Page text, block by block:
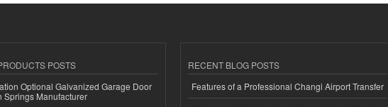
POSTS
Optional Galvanized Garage Door
Springs Manufacturer
RECENT BLOG POSTS
Features of a Professional Changi Airport Transfer